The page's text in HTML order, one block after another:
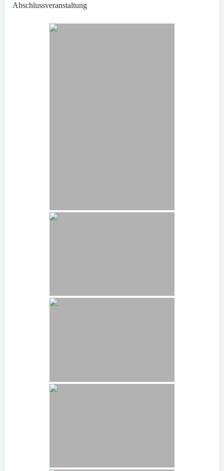
Abschlussveranstaltung